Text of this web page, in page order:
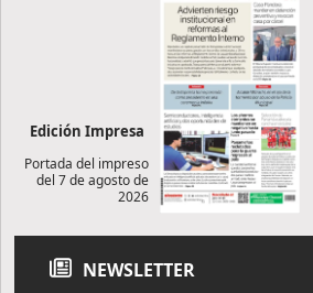
Edición Impresa
Portada del impreso
del 7 de agosto de
2026
NEWSLETTER